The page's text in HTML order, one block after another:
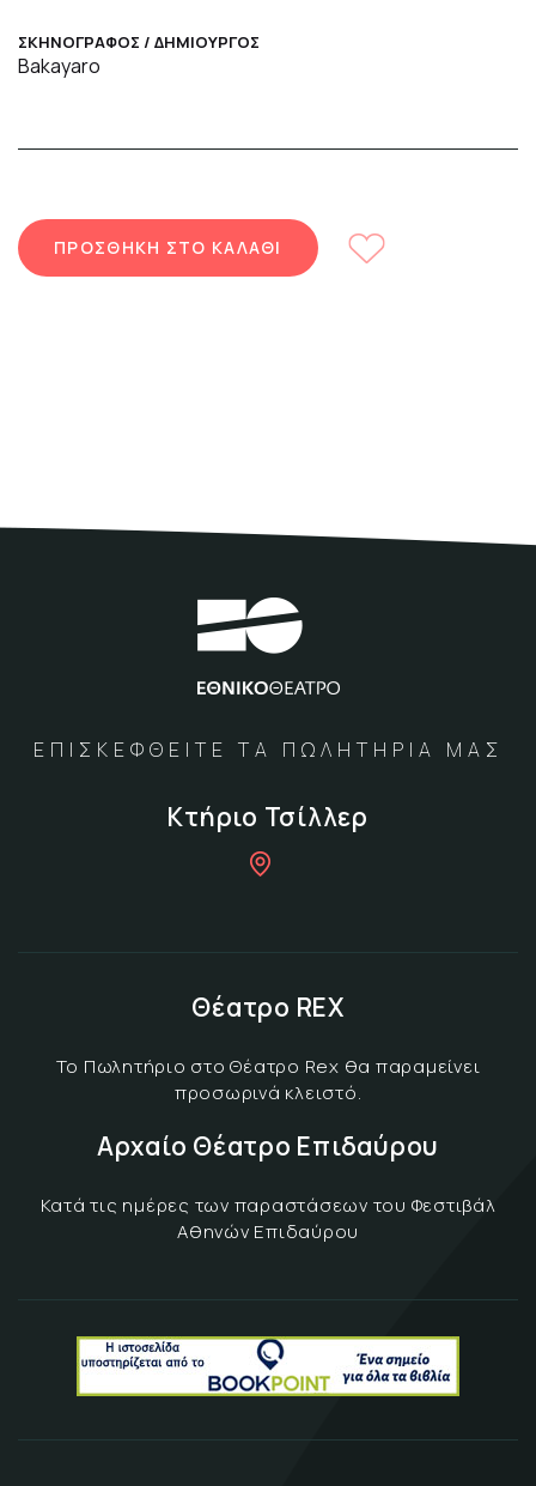
ΣΚΗΝΟΓΡΑΦΟΣ / ΔΗΜΙΟΥΡΓΟΣ
Bakayaro
ΠΡΟΣΘΗΚΗ ΣΤΟ ΚΑΛΑΘΙ
ΕΠΙΣΚΕΦΘΕΙΤΕ ΤΑ ΠΩΛΗΤΗΡΙΑ ΜΑΣ
Κτήριο Τσίλλερ
Θέατρο REX
Το Πωλητήριο στο Θέατρο Rex θα παραμείνει
προσωρινά κλειστό.
Αρχαίο Θέατρο Επιδαύρου
Κατά τις ημέρες των παραστάσεων του Φεστιβάλ
Αθηνών Επιδαύρου